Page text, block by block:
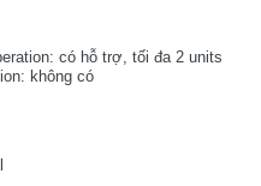
có hỗ trợ, tối đa 2 units
không có